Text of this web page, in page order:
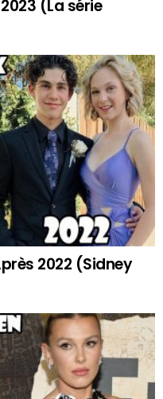
(La série
2022 (Sidney